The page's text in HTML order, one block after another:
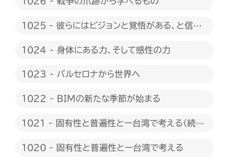
1025 - 彼らにはビジョンと覚悟がある、と信じ
1024 - 身体にある力、そして感性の力
1023 - バルセロナから世界へ
1022 - BIMの新たな季節が始まる
1021 - 固有性と普遍性とー台湾で考える（続
1020 - 固有性と普遍性とー台湾で考える